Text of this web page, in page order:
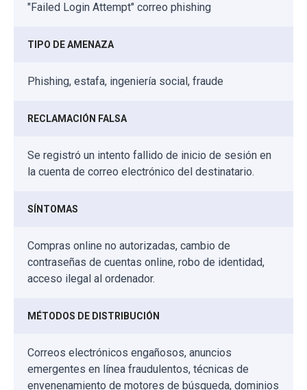
"Failed Login Attempt" correo phishing
TIPO DE AMENAZA
Phishing, estafa, ingeniería social, fraude
RECLAMACIÓN FALSA
Se registró un intento fallido de inicio de sesión en
la cuenta de correo electrónico del destinatario.
SÍNTOMAS
Compras online no autorizadas, cambio de
contraseñas de cuentas online, robo de identidad,
acceso ilegal al ordenador.
MÉTODOS DE DISTRIBUCIÓN
Correos electrónicos engañosos, anuncios
emergentes en línea fraudulentos, técnicas de
envenenamiento de motores de búsqueda, dominios